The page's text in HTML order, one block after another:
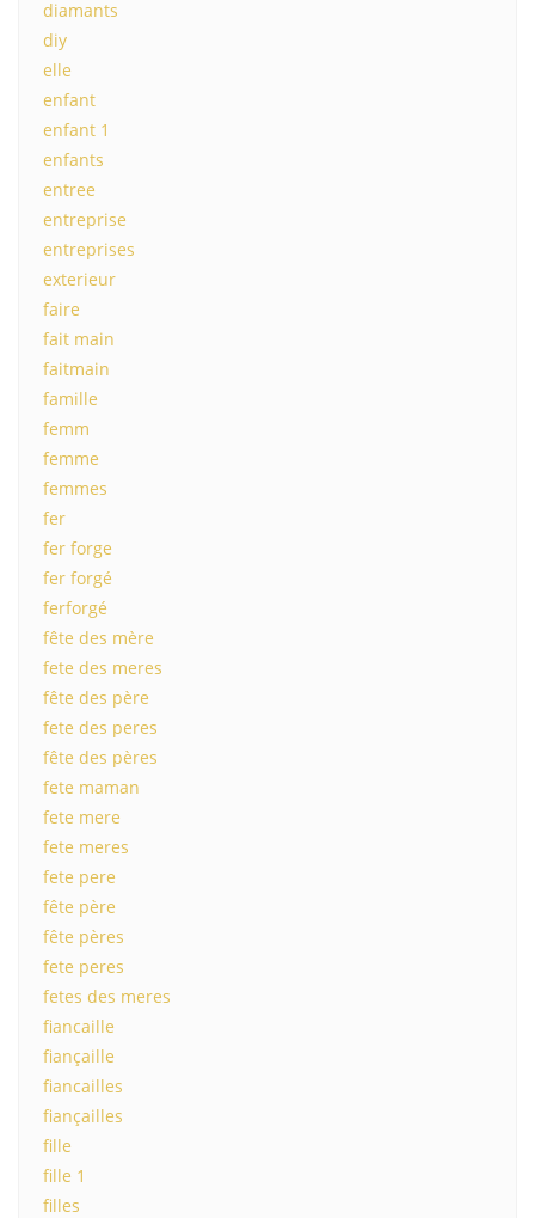
diamants
diy
elle
enfant
enfant 1
enfants
entree
entreprise
entreprises
exterieur
faire
fait main
faitmain
famille
femm
femme
femmes
fer
fer forge
fer forgé
ferforgé
fête des mère
fete des meres
fête des père
fete des peres
fête des pères
fete maman
fete mere
fete meres
fete pere
fête père
fête pères
fete peres
fetes des meres
fiancaille
fiançaille
fiancailles
fiançailles
fille
fille 1
filles